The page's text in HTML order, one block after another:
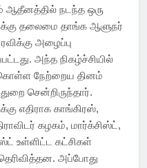
ஆதீனத்தில் நடந்த ஒரு
தலைமை தாங்க ஆளுநர்
அழைப்பு
அந்த நிகழ்ச்சியில்
நேற்றைய தினம்
சென்றிருந்தார்.
எதிராக காங்கிரஸ்,
கழகம், மார்க்சிஸ்ட்,
உள்ளிட்ட கட்சிகள்
தெரிவித்தன. அப்போது